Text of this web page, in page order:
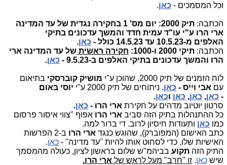
וכל המסמכים - כאן.
הכתבה:
תיק 2000: יום מס' 1 בחקירה נגדית של עד המדינה
ארי הרו ע"י עו"ד עמית חדד והמשך עדכונים בתיקי
האלפים מ-10.5.23 עד 14.5.23 כולל -
כאן.
הכתבה: תיקי 2000 ו-1000: חקירה ראשית של עד המדינה ארי
הרו והמשך עדכונים בתיקי האלפים ב-9.5.23 -
כאן.
לוח הזמנים של תיק 2000, שהוכן ע"י מושיק קוברסקי בתיאום
עם אבי וייס - כאן. ניתוחים של תיק 2000 ע"י
יוסי באום
- כאן, כאן, כאן וכאן.
סרטון יוטיוב מדהים על חקירת ארי הרו - כאן.
כל ההתנהלות בתיק הזה סביב ארי הרו אפוף "צווי איסור פרסום
כמו כאן ותעודות חיסיון לרוב. די ברור למה.
כתב האישום (המפוברק), שהוגש כנגד ארי הרו
ב-2 הפרשות
האישיות שלו, כדי לסחוט אותו להיות "עד מדינה" - כאן.
התיק הזה תקוע בביהמ"ש שלום בראשון לציון, כעולה מהמסמך
שיש כאן. זו "חרב" מעל לראש של ארי הרו.